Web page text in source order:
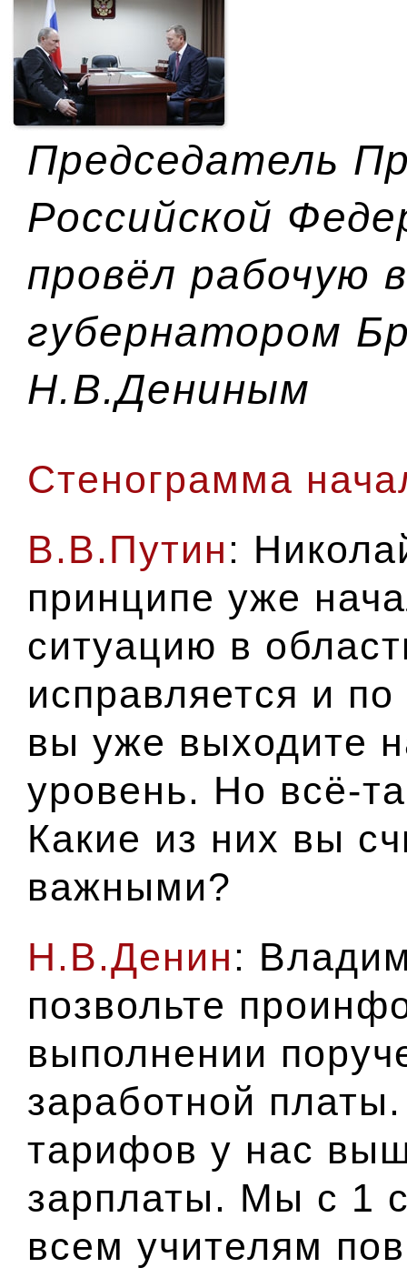
Председатель
Российской
провёл рабочую
губернатором
Н.В.Дениным
Стенограмма
В.В.Путин:
принципе уже
ситуацию в
исправляется и
вы уже выходите
уровень. Но всё-
Какие из них вы
важными?
Н.В.Денин:
позвольте
выполнении
заработной
тарифов у нас
зарплаты. Мы с 1
всем учителям